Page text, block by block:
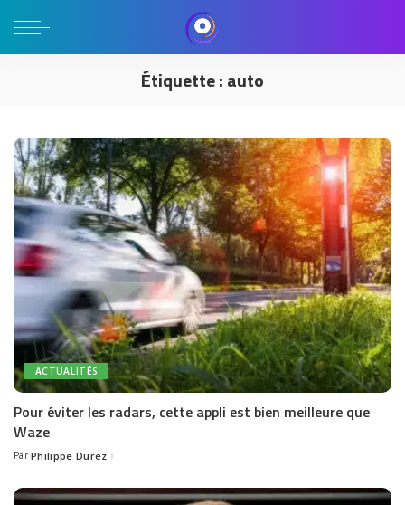
Étiquette :auto
ACTUALITÉS
Pour éviter les radars, cette appli est bien meilleure que
Waze
Posted
Par Philippe Durez